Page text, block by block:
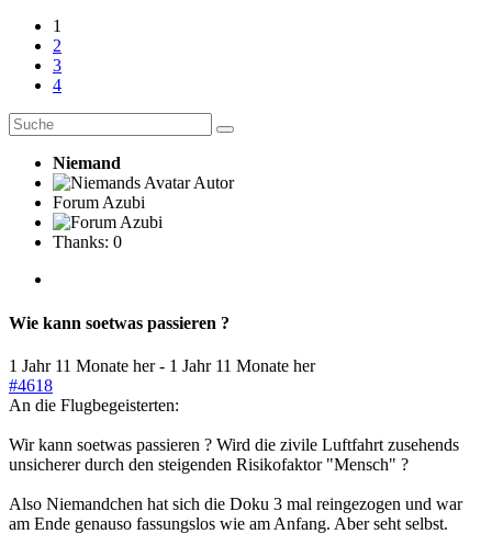
1
2
3
4
Niemand
Autor
Forum Azubi
Thanks: 0
Wie kann soetwas passieren ?
1 Jahr 11 Monate her- 1 Jahr 11 Monate her
#4618
An die Flugbegeisterten:
Wir kann soetwas passieren ? Wird die zivile Luftfahrt zusehends
unsicherer durch den steigenden Risikofaktor "Mensch" ?
Also Niemandchen hat sich die Doku 3 mal reingezogen und war
am Ende genauso fassungslos wie am Anfang. Aber seht selbst.